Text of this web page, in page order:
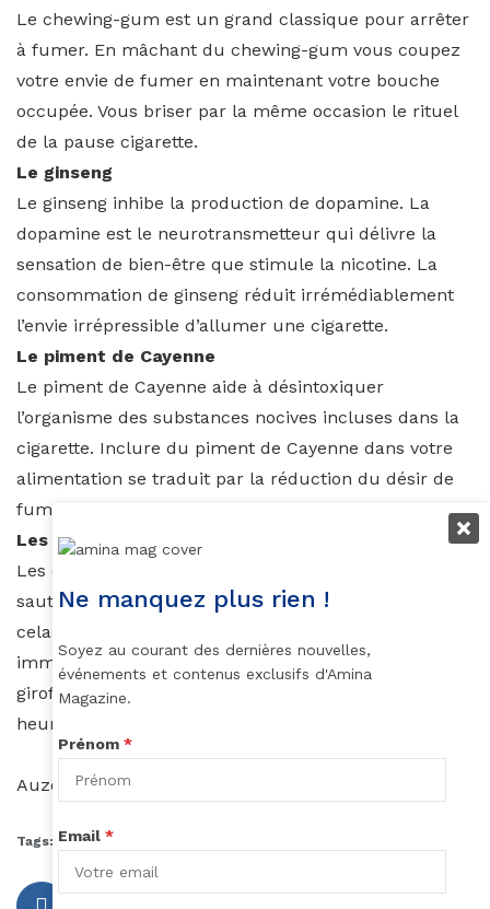
Le chewing-gum est un grand classique pour arrêter
à fumer. En mâchant du chewing-gum vous coupez
votre envie de fumer en maintenant votre bouche
occupée. Vous briser par la même occasion le rituel
de la pause cigarette.
Le ginseng
Le ginseng inhibe la production de dopamine. La
dopamine est le neurotransmetteur qui délivre la
sensation de bien-être que stimule la nicotine. La
consommation de ginseng réduit irrémédiablement
l’envie irrépressible d’allumer une cigarette.
Le piment de Cayenne
Le piment de Cayenne aide à désintoxiquer
l’organisme des substances nocives incluses dans la
cigarette. Inclure du piment de Cayenne dans votre
alimentation se traduit par la réduction du désir de
fumer, tout en stimulant le nettoyage pulmonaire.
Les clous de girofle
Les clous de girofle peuvent vous aider, peu à peu, à
sauter le pas vers l’arrêt définitif de la cigarette. Pour
cela, il vous suffit de sucer un clou de girofle
immédiatement après avoir fumé. Gardez ce clou de
girofle dans la bouche pendant au moins deux
heures.
Auzouhat Gnaoré
Tags: arrêter de fumer
Ne manquez plus rien !
Soyez au courant des dernières nouvelles,
événements et contenus exclusifs d'Amina
Magazine.
Prénom *
Email *